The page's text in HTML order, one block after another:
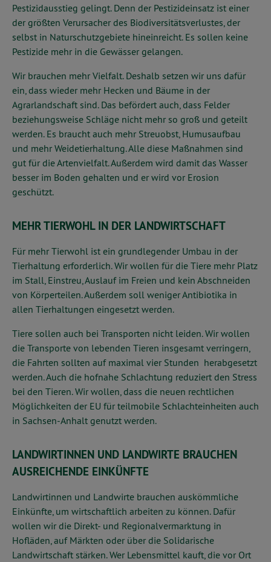
Pestizidausstieg gelingt. Denn der Pestizideinsatz ist einer
der größten Verursacher des Biodiversitätsverlustes, der
selbst in Naturschutzgebiete hineinreicht. Es sollen keine
Pestizide mehr in die Gewässer gelangen.
Wir brauchen mehr Vielfalt. Deshalb setzen wir uns dafür
ein, dass wieder mehr Hecken und Bäume in der
Agrarlandschaft sind. Das befördert auch, dass Felder
beziehungsweise Schläge nicht mehr so groß und geteilt
werden. Es braucht auch mehr Streuobst, Humusaufbau
und mehr Weidetierhaltung. Alle diese Maßnahmen sind
gut für die Artenvielfalt. Außerdem wird damit das Wasser
besser im Boden gehalten und er wird vor Erosion
geschützt.
MEHR TIERWOHL IN DER LANDWIRTSCHAFT
Für mehr Tierwohl ist ein grundlegender Umbau in der
Tierhaltung erforderlich. Wir wollen für die Tiere mehr Platz
im Stall, Einstreu, Auslauf im Freien und kein Abschneiden
von Körperteilen. Außerdem soll weniger Antibiotika in
allen Tierhaltungen eingesetzt werden.
Tiere sollen auch bei Transporten nicht leiden. Wir wollen
die Transporte von lebenden Tieren insgesamt verringern,
die Fahrten sollten auf maximal vier Stunden herabgesetzt
werden. Auch die hofnahe Schlachtung reduziert den Stress
bei den Tieren. Wir wollen, dass die neuen rechtlichen
Möglichkeiten der EU für teilmobile Schlachteinheiten auch
in Sachsen-Anhalt genutzt werden.
LANDWIRTINNEN UND LANDWIRTE BRAUCHEN
AUSREICHENDE EINKÜNFTE
Landwirtinnen und Landwirte brauchen auskömmliche
Einkünfte, um wirtschaftlich arbeiten zu können. Dafür
wollen wir die Direkt- und Regionalvermarktung in
Hofläden, auf Märkten oder über die Solidarische
Landwirtschaft stärken. Wer Lebensmittel kauft, die vor Ort